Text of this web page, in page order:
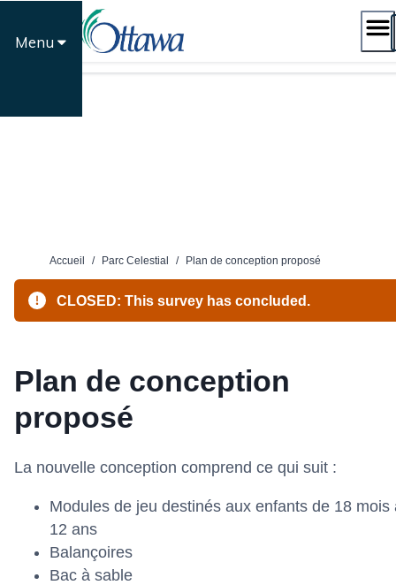
contenu
Menu
Accueil / Parc Celestial / Plan de conception proposé
CLOSED: This survey has concluded.
Plan de conception
proposé
La nouvelle conception comprend ce qui suit :
Modules de jeu destinés aux enfants de 18 mois
12 ans
Balançoires
Bac à sable